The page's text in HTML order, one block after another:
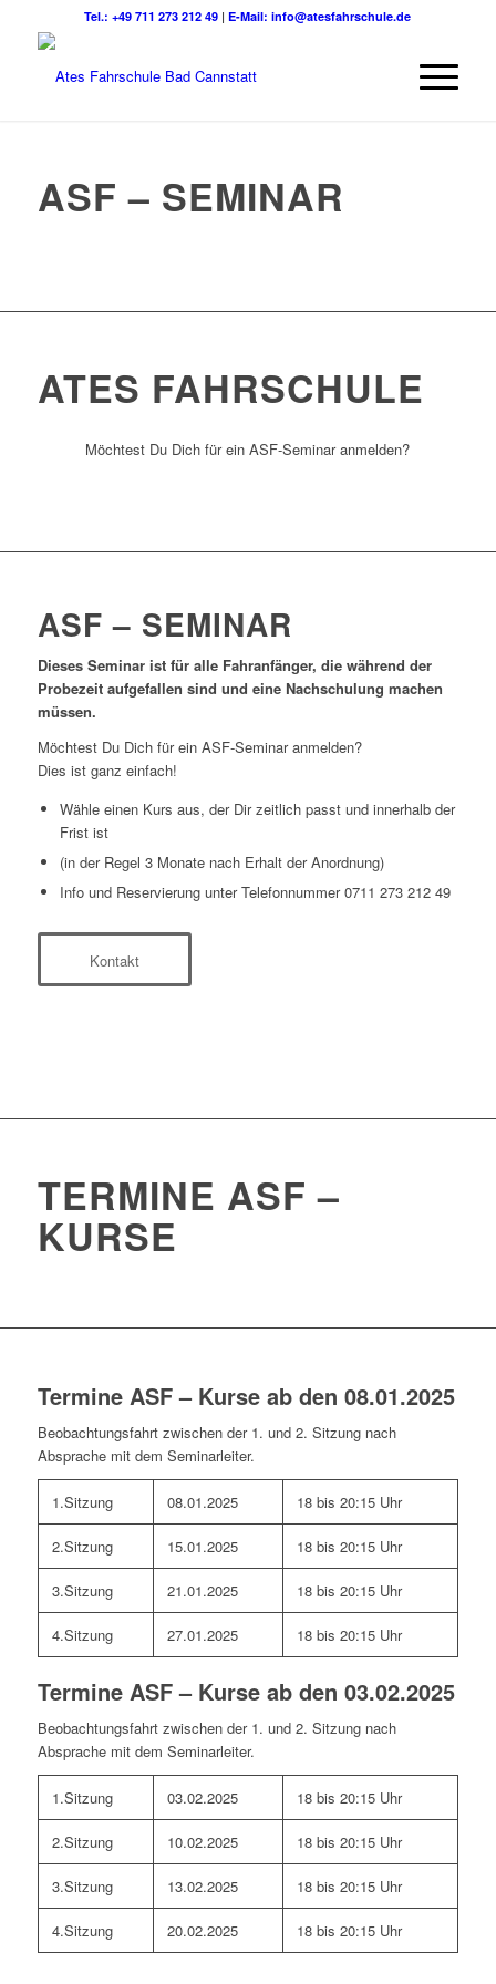
Tel.: +49 711 273 212 49 |E-Mail: info@atesfahrschule.de
ASF – SEMINAR
ATES FAHRSCHULE
Möchtest Du Dich für ein ASF-Seminar anmelden?
ASF – SEMINAR
Dieses Seminar ist für alle Fahranfänger, die während der
Probezeit aufgefallen sind und eine Nachschulung machen
müssen.
Möchtest Du Dich für ein ASF-Seminar anmelden?
Dies ist ganz einfach!
Wähle einen Kurs aus, der Dir zeitlich passt und innerhalb der
Frist ist
(in der Regel 3 Monate nach Erhalt der Anordnung)
Info und Reservierung unter Telefonnummer 0711 273 212 49
Kontakt
TERMINE ASF –
KURSE
Termine ASF – Kurse ab den 08.01.2025
Beobachtungsfahrt zwischen der 1. und 2. Sitzung nach
Absprache mit dem Seminarleiter.
1.Sitzung 08.01.2025 18 bis 20:15 Uhr
2.Sitzung 15.01.2025 18 bis 20:15 Uhr
3.Sitzung 21.01.2025 18 bis 20:15 Uhr
4.Sitzung 27.01.2025 18 bis 20:15 Uhr
Termine ASF – Kurse ab den 03.02.2025
Beobachtungsfahrt zwischen der 1. und 2. Sitzung nach
Absprache mit dem Seminarleiter.
1.Sitzung 03.02.2025 18 bis 20:15 Uhr
2.Sitzung 10.02.2025 18 bis 20:15 Uhr
3.Sitzung 13.02.2025 18 bis 20:15 Uhr
4.Sitzung 20.02.2025 18 bis 20:15 Uhr